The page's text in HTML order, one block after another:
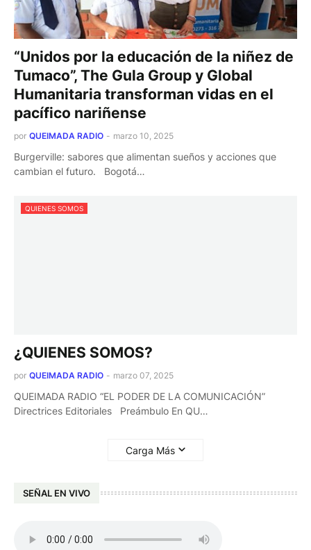
“Unidos por la educación de la niñez de
Tumaco”, The Gula Group y Global
Humanitaria transforman vidas en el
pacífico nariñense
por QUEIMADA RADIO - marzo 10, 2025
Burgerville: sabores que alimentan sueños y acciones que
cambian el futuro. Bogotá…
QUIENES SOMOS
¿QUIENES SOMOS?
por QUEIMADA RADIO - marzo 07, 2025
QUEIMADA RADIO “EL PODER DE LA COMUNICACIÓN”
Directrices Editoriales Preámbulo En QU…
Carga Más
SEÑAL EN VIVO